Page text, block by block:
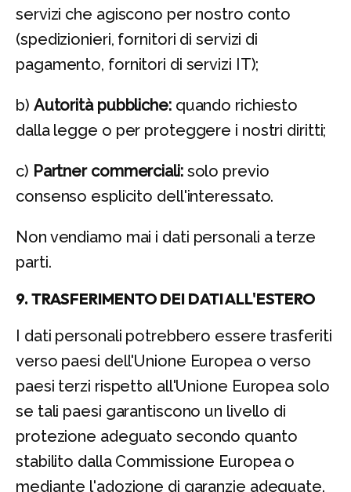
servizi che agiscono per nostro conto
(spedizionieri, fornitori di servizi di
pagamento, fornitori di servizi IT);
b) Autorità pubbliche:quando richiesto
dalla legge o per proteggere i nostri diritti;
c) Partner commerciali:solo previo
consenso esplicito dell'interessato.
Non vendiamo mai i dati personali a terze
parti.
9. TRASFERIMENTO DEI DATI ALL'ESTERO
I dati personali potrebbero essere trasferiti
verso paesi dell'Unione Europea o verso
paesi terzi rispetto all'Unione Europea solo
se tali paesi garantiscono un livello di
protezione adeguato secondo quanto
stabilito dalla Commissione Europea o
mediante l'adozione di garanzie adeguate.